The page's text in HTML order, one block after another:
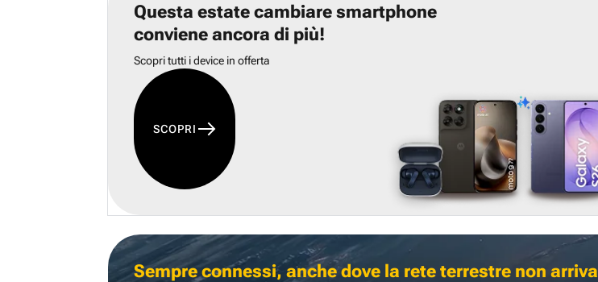
Questa estate cambiare smartphone
conviene ancora di più!
Scopri tutti i device in offerta
SCOPRI
Sempre connessi, anche dove la rete terrestre non arriva